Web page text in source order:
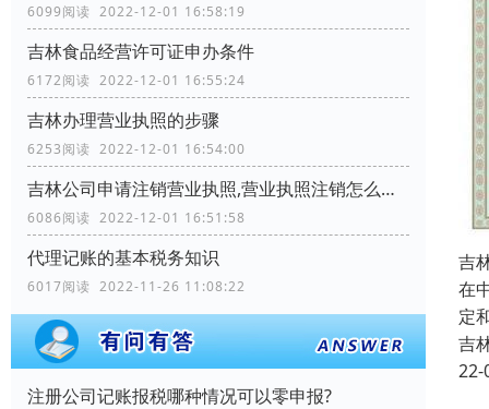
6099阅读 2022-12-01 16:58:19
吉林食品经营许可证申办条件
6172阅读 2022-12-01 16:55:24
吉林办理营业执照的步骤
6253阅读 2022-12-01 16:54:00
吉林公司申请注销营业执照,营业执照注销怎么办理
6086阅读 2022-12-01 16:51:58
代理记账的基本税务知识
6017阅读 2022-11-26 11:08:22
注册公司记账报税哪种情况可以零申报?
吉
在
定
吉
22-